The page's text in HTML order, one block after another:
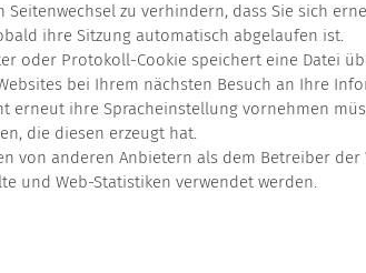
zu verhindern, dass Sie sich
ihre Sitzung automatisch abgelaufen ist.
oder Protokoll-Cookie speichert eine Datei
bei Ihrem nächsten Besuch an Ihre
erneut ihre Spracheinstellung vornehmen
die diesen erzeugt hat.
von anderen Anbietern als dem Betreiber
und Web-Statistiken verwendet werden.